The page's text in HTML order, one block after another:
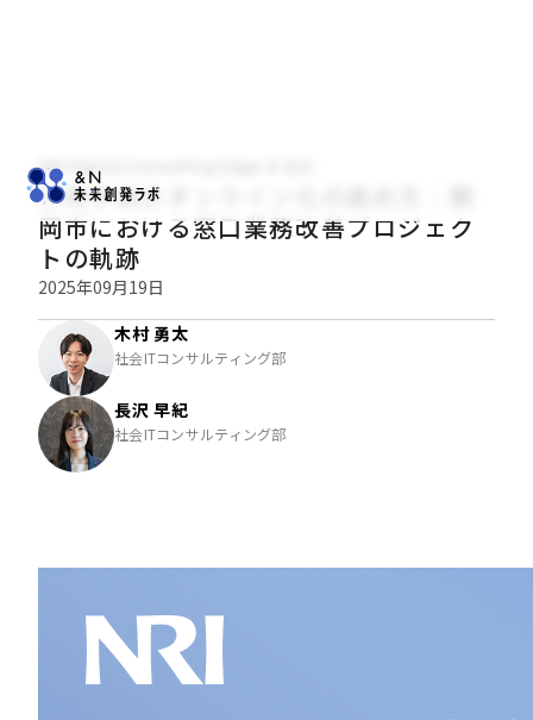
NRI Digital Consulting Edge
行政手続きオンライン化の進め方：鶴
岡市における窓口業務改善プロジェク
トの軌跡
2025年09月19日
木村 勇太
社会ITコンサルティング部
長沢 早紀
社会ITコンサルティング部